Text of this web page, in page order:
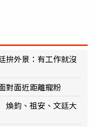
外景：有工作就沒
對面近距離寵粉
鈞、祖安、文廷大